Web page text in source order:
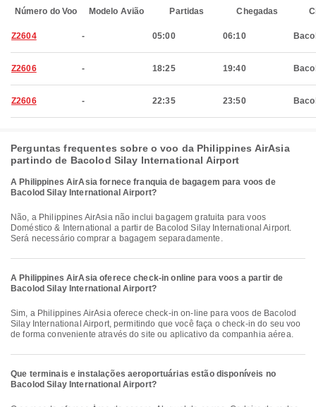
Número do Voo Modelo Avião Partidas Chegadas
Z2604 - 05:00 06:10
Z2606 - 18:25 19:40
Z2606 - 22:35 23:50
Perguntas frequentes sobre o voo da Philippines AirAsia
partindo de Bacolod Silay International Airport
A Philippines AirAsia fornece franquia de bagagem para voos de
Bacolod Silay International Airport?
Não, a Philippines AirAsia não inclui bagagem gratuita para voos
Doméstico & International a partir de Bacolod Silay International Airport.
Será necessário comprar a bagagem separadamente.
A Philippines AirAsia oferece check-in online para voos a partir de
Bacolod Silay International Airport?
Sim, a Philippines AirAsia oferece check-in on-line para voos de Bacolod
Silay International Airport, permitindo que você faça o check-in do seu voo
de forma conveniente através do site ou aplicativo da companhia aérea.
Que terminais e instalações aeroportuárias estão disponíveis no
Bacolod Silay International Airport?